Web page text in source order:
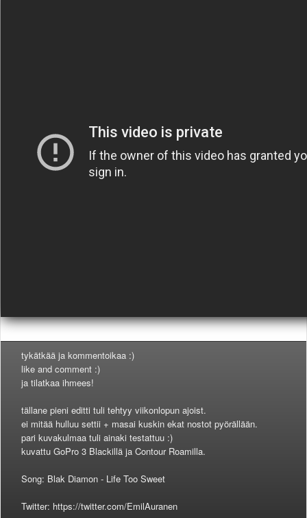
Ajoneuvot
Osat
TIETOPANKKI
Valitse paikkakunta
Helsingin sää
Turun sää
Oulun sää
Rovaniemen sää
MUUT
VIP-jäsenyys
Paidat ja vaatteet
Suunnittele oma paita
Palaute
tykätkää ja kommentoikaa :)
like and comment :)
ja tilatkaa ihmees!
tällane pieni editti tuli tehtyy viikonlopun ajoist.
ei mitää hulluu settii + masai kuskin ekat nostot pyörällään.
pari kuvakulmaa tuli ainaki testattuu :)
kuvattu GoPro 3 Blackillä ja Contour Roamilla.
Song: Blak Diamon - Life Too Sweet
Twitter: https://twitter.com/EmilAuranen